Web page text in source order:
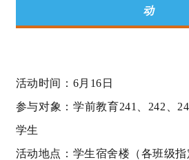
动
活动时间：6月16日
参与对象：学前教育241、242、
学生
活动地点：学生宿舍楼（各班级指